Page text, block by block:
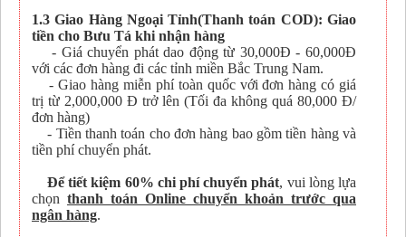
1.3 Giao Hàng Ngoại Tỉnh(Thanh toán COD): Giao
tiền cho Bưu Tá khi nhận hàng
- Giá chuyển phát dao động từ 30,000Đ - 60,000Đ
với các đơn hàng đi các tỉnh miền Bắc Trung Nam.
- Giao hàng miễn phí toàn quốc với đơn hàng có giá
trị từ 2,000,000 Đ trở lên (Tối đa không quá 80,000 Đ/
đơn hàng)
- Tiền thanh toán cho đơn hàng bao gồm tiền hàng và
tiền phí chuyển phát.
Để tiết kiệm 60% chi phí chuyển phát, vui lòng lựa
chọn thanh toán Online chuyển khoản trước qua
ngân hàng.